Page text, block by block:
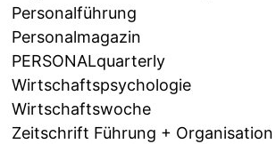
Personalführung
Personalmagazin
PERSONALquarterly
Wirtschaftspsychologie
Wirtschaftswoche
Zeitschrift Führung + Organisation